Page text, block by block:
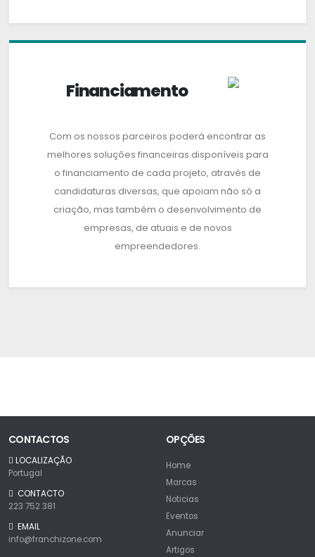
Financiamento
Com os nossos parceiros poderá encontrar as
melhores soluções financeiras disponíveis para
o financiamento de cada projeto, através de
candidaturas diversas, que apoiam não só a
criação, mas também o desenvolvimento de
empresas, de atuais e de novos
empreendedores.
CONTACTOS
LOCALIZAÇÃO
Portugal
CONTACTO
223 752 381
EMAIL
info@franchizone.com
OPÇÕES
Home
Marcas
Noticias
Eventos
Anunciar
Artigos